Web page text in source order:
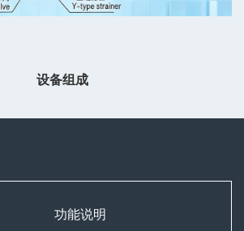
设备组成
功能说明